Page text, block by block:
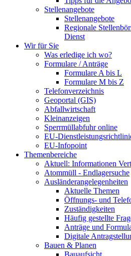
Stellenangebote
Stellenangebote
Regionale
Dienst
Wir für Sie
Was erledige ich wo?
Formulare / Anträge
Formulare A bis L
Formulare M bis Z
Telefonverzeichnis
Geoportal (GIS)
Abfallwirtschaft
Kleinanzeigen
Sperrmüllabfuhr online
EU-
EU-Infopoint
Themenbereiche
Aktuell: Informationen
Atommüll - Endlagersuche
Ausländerangelegenheiten
Aktuelle Themen
Öffnungs- und
Zuständigkeiten
Häufig gestellte
Anträge und
Digitale
Bauen & Planen
Bauaufsicht